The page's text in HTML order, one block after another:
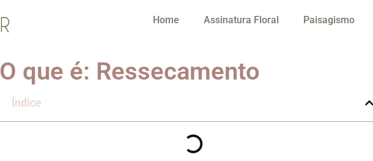
Home Assinatura Floral Paisagismo
O que é: Ressecamento
Índice